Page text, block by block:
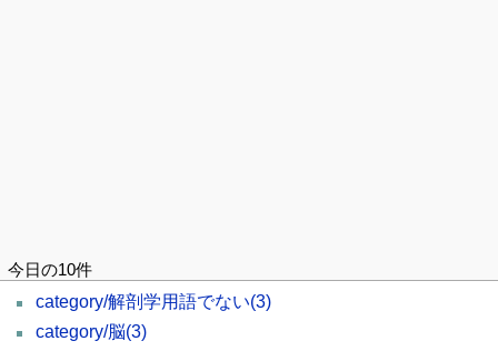
今日の10件
category/解剖学用語でない(3)
category/脳(3)